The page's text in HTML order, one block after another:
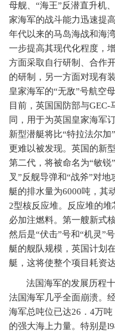
母舰、“海王”反潜直升机
家海军的战斗能力迅速提
年代以来的马岛海战和海
一步提高其现代化程度，
方面采取自行研制、合作
的研制，另一方面对现有
皇家海军的“无敌”号航空
目前，英国国防部与GEC-
同，用于为英国皇家海军
新型潜艇将比“特拉法尔加
更难以被发现。英国的新
第二代，将被命名为“敏锐
叉”反舰导弹和“战斧”对地
艇的排水量为6000吨，其
2型核反应堆。反应堆的堆
必加注燃料。第一艘新式
然后是“伏击”号和“机灵”
艇的舰队规模，英国计划在
艇，这将使整个项目耗资达
法国海军的发展历程
法国海军几乎全面崩溃。
海军总吨位已达26 ． 4万吨
的强大海上力量。特别是